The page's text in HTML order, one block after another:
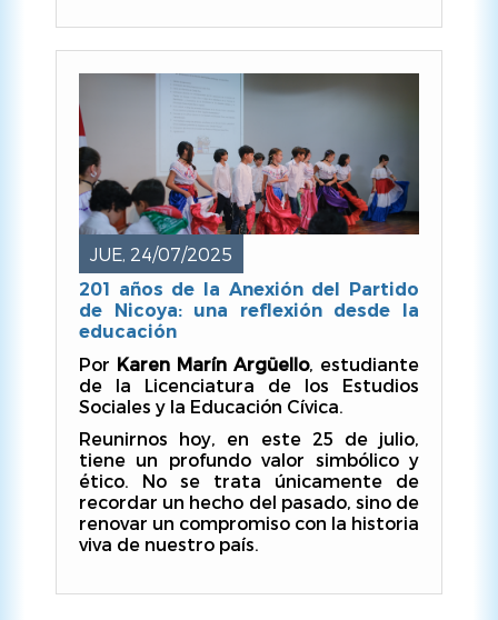
JUE, 24/07/2025
201 años de la Anexión del Partido
de Nicoya: una reflexión desde la
educación
Por Karen Marín Argüello, estudiante
de la Licenciatura de los Estudios
Sociales y la Educación Cívica.
Reunirnos hoy, en este 25 de julio,
tiene un profundo valor simbólico y
ético. No se trata únicamente de
recordar un hecho del pasado, sino de
renovar un compromiso con la historia
viva de nuestro país.